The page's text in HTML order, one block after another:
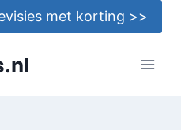
met korting >>